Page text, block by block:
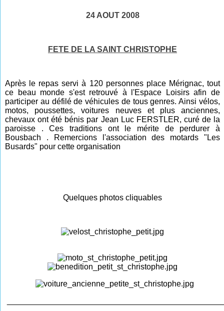
24 AOUT 2008
FETE DE LA SAINT CHRISTOPHE
Après le repas servi à 120 personnes place Mérignac, tout
ce beau monde s'est retrouvé à l'Espace Loisirs afin de
participer au défilé de véhicules de tous genres. Ainsi vélos,
motos, poussettes, voitures neuves et plus anciennes,
chevaux ont été bénis par Jean Luc FERSTLER, curé de la
paroisse . Ces traditions ont le mérite de perdurer à
Bousbach . Remercions l'association des motards "Les
Busards" pour cette organisation
Quelques photos cliquables